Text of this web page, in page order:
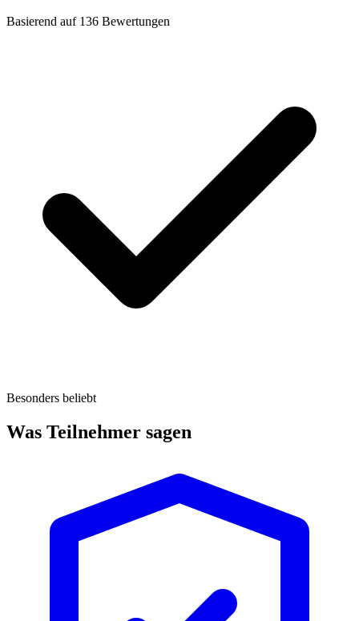
Basierend auf 136 Bewertungen
Besonders beliebt
Was Teilnehmer sagen